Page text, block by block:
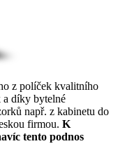
z políček kvalitního
a díky bytelné
např. z kabinetu do
firmou. K
tento podnos